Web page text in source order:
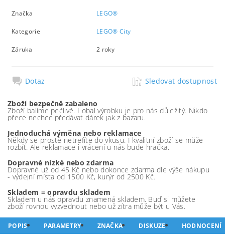
Značka LEGO®
Kategorie LEGO® City
Záruka 2 roky
Dotaz Sledovat dostupnost
Zboží bezpečně zabaleno
Zboží balíme pečlivě. I obal výrobku je pro nás důležitý. Nikdo
přece nechce předávat dárek jak z bazaru.
Jednoduchá výměna nebo reklamace
Někdy se prostě netrefíte do vkusu. I kvalitní zboží se může
rozbít. Ale reklamace i vrácení u nás bude hračka.
Dopravné nízké nebo zdarma
Dopravné už od 45 Kč nebo dokonce zdarma dle výše nákupu
- výdejní místa od 1500 Kč, kurýr od 2500 Kč.
Skladem = opravdu skladem
Skladem u nás opravdu znamená skladem. Buď si můžete
zboží rovnou vyzvednout nebo už zítra může být u Vás.
POPIS PARAMETRY ZNAČKA DISKUZE HODNOCENÍ